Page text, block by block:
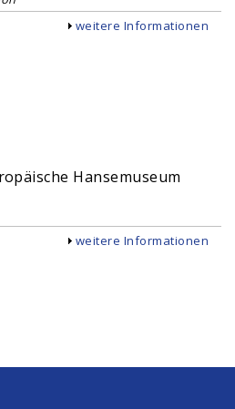
Anzeigen
weitere Informationen
Hansemuseum
Anzeigen
weitere Informationen